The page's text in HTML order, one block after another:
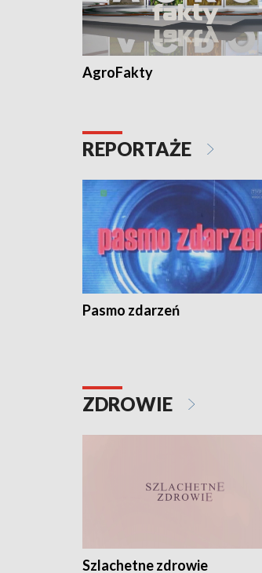
AgroFakty
REPORTAŻE
Pasmo zdarzeń
ZDROWIE
Szlachetne zdrowie